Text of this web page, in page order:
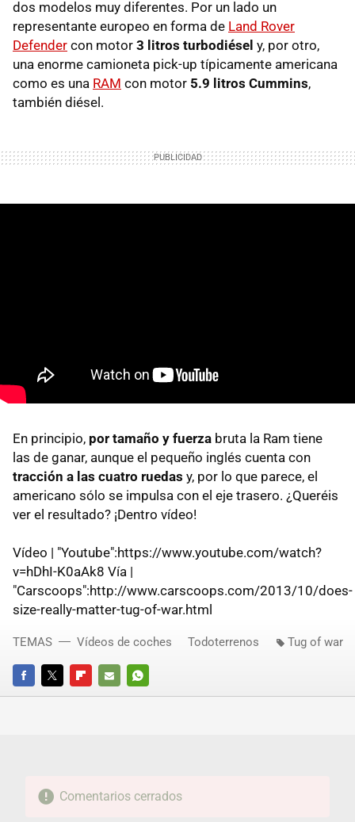
dos modelos muy diferentes. Por un lado un
representante europeo en forma de Land Rover
Defender con motor 3 litros turbodiésel y, por otro,
una enorme camioneta pick-up típicamente americana
como es una RAM con motor 5.9 litros Cummins,
también diésel.
En principio, por tamaño y fuerza bruta la Ram tiene
las de ganar, aunque el pequeño inglés cuenta con
tracción a las cuatro ruedas y, por lo que parece, el
americano sólo se impulsa con el eje trasero. ¿Queréis
ver el resultado? ¡Dentro vídeo!
Vídeo | "Youtube":https://www.youtube.com/watch?
v=hDhI-K0aAk8 Vía |
"Carscoops":http://www.carscoops.com/2013/10/does-
size-really-matter-tug-of-war.html
FACEBOOKTWITTERFLIPBOARD
E-
WHATSAPP
TEMAS Vídeos de coches Todoterrenos Tug of war
Comentarios cerrados